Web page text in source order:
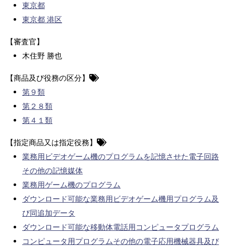
東京都
東京都 港区
【審査官】
木住野 勝也
【商品及び役務の区分】
第９類
第２８類
第４１類
【指定商品又は指定役務】
業務用ビデオゲーム機のプログラムを記憶させた電子回路
その他の記憶媒体
業務用ゲーム機のプログラム
ダウンロード可能な業務用ビデオゲーム機用プログラム及
び同追加データ
ダウンロード可能な移動体電話用コンピュータプログラム
コンピュータ用プログラムその他の電子応用機械器具及び